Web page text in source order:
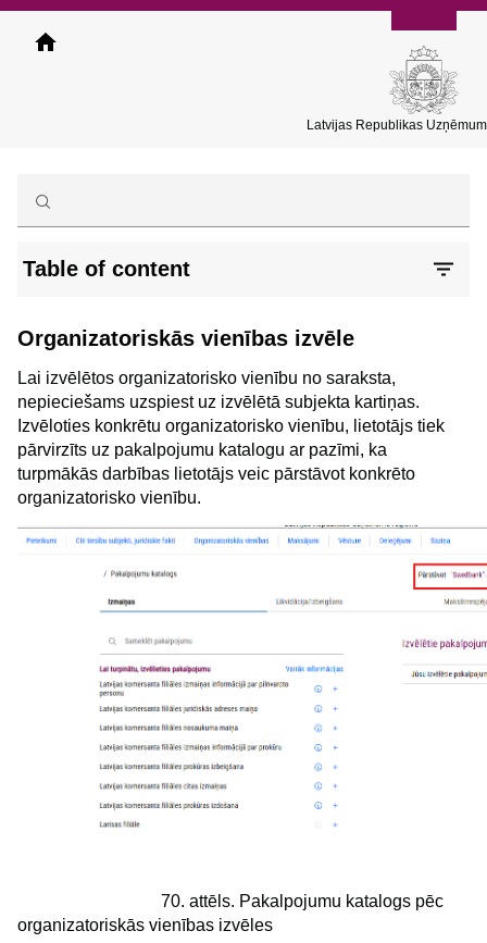
Pārlekt
galveno
Latvijas Republikas
Table of content
Organizatoriskās vienības izvēle
Lai izvēlētos organizatorisko vienību no saraksta,
nepieciešams uzspiest uz izvēlētā subjekta kartiņas.
Izvēloties konkrētu organizatorisko vienību, lietotājs tiek
pārvirzīts uz pakalpojumu katalogu ar pazīmi, ka
turpmākās darbības lietotājs veic pārstāvot konkrēto
organizatorisko vienību.
70. attēls. Pakalpojumu katalogs pēc
organizatoriskās vienības izvēles